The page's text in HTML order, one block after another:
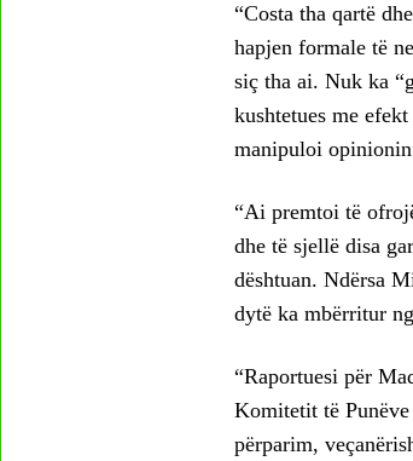
“Costa tha qartë
hapjen formale të
siç tha ai. Nuk ka
kushtetues me
manipuloi
“Ai premtoi të
dhe të sjellë disa
dështuan. Ndërsa
dytë ka mbërritur
“Raportuesi për
Komitetit të Punëve
përparim,